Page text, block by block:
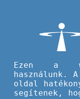
Ezen a
használunk.
oldal
segítenek,